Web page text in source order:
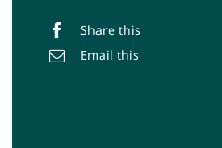
Share this
Email this